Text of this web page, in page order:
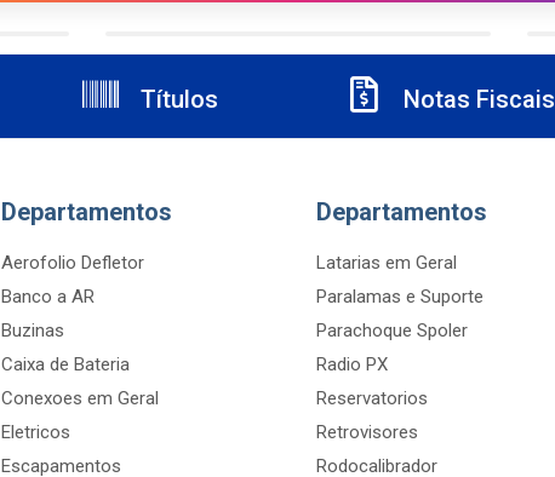
Títulos Notas Fiscais
Departamentos
Aerofolio Defletor
Banco a AR
Buzinas
Caixa de Bateria
Conexoes em Geral
Eletricos
Escapamentos
Departamentos
Latarias em Geral
Paralamas e Suporte
Parachoque Spoler
Radio PX
Reservatorios
Retrovisores
Rodocalibrador